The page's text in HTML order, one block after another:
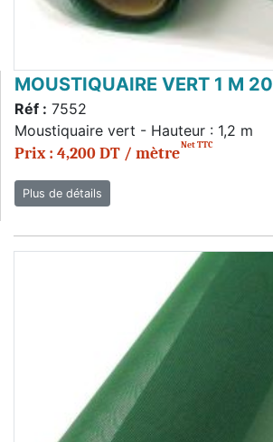
MOUSTIQUAIRE VERT 1 M 20
Réf : 7552
Moustiquaire vert - Hauteur : 1,2 m
Prix : 4,200 DT / mètreNet TTC
Plus de détails